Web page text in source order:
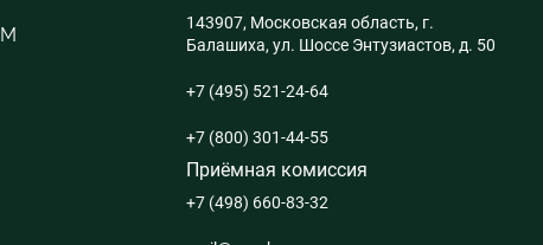
анализ данных
143907, Московская область, г.
Балашиха, ул. Шоссе Энтузиастов, д. 50
+7 (495) 521-24-64
+7 (800) 301-44-55
Приёмная комиссия
+7 (498) 660-83-32